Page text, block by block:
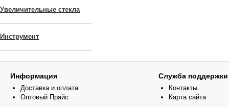
Увеличительные стекла
Инструмент
Информация
Доставка и оплата
Оптовый Прайс
Служба поддержки
Контакты
Карта сайта